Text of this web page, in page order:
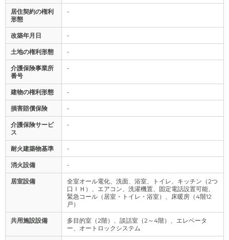
居住契約の権利
形態
-
改築年月日 -
土地の権利形態 -
介護保険事業所
番号
-
建物の権利形態 -
損害賠償保険 -
介護保険サービ
ス
-
耐火建築物基準 -
消火設備 -
居室設備
全室オール電化、洗面、浴室、トイレ、キッチン（2つ
口ＩＨ）、エアコン、洗濯機置、固定電話設置可能、
緊急コール（居室・トイレ・浴室）、床暖房（4階12
戸）
共用施設設備
多目的室（2階）、談話室（2～4階）、エレベータ
ー、オートロックシステム